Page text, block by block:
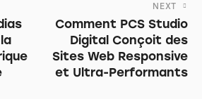
NEXT
Comment PCS Studio
Digital Conçoit des
Sites Web Responsive
et Ultra-Performants